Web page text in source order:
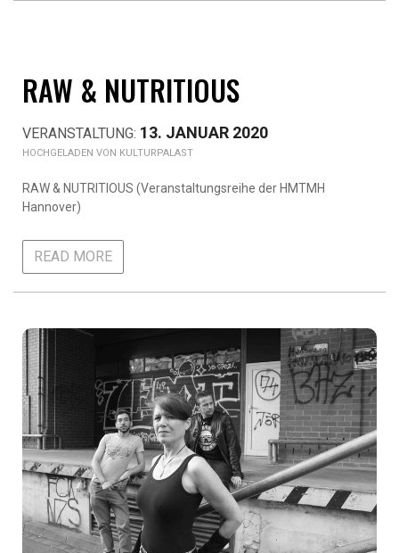
RAW & NUTRITIOUS
13. JANUAR 2020
KULTURPALAST
RAW & NUTRITIOUS (Veranstaltungsreihe der HMTMH
Hannover)
READ MORE